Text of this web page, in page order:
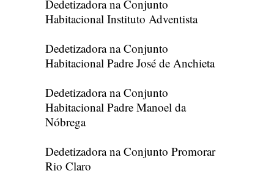
Dedetizadora na Conjunto
Habitacional Instituto Adventista
Dedetizadora na Conjunto
Habitacional Padre José de Anchieta
Dedetizadora na Conjunto
Habitacional Padre Manoel da
Nóbrega
Dedetizadora na Conjunto Promorar
Rio Claro